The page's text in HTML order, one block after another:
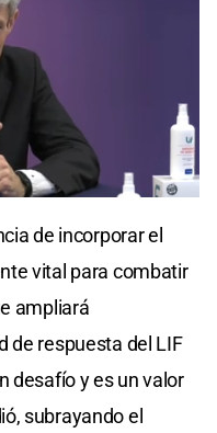
de incorporar el
vital para combatir
ampliará
de respuesta del LIF
desafío y es un valor
subrayando el